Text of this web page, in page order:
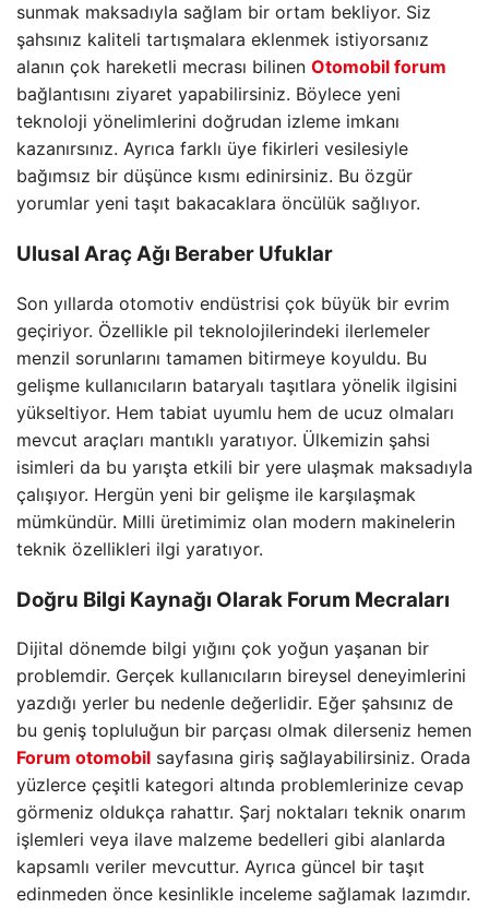
sunmak maksadıyla sağlam bir ortam bekliyor. Siz
şahsınız kaliteli tartışmalara eklenmek istiyorsanız
alanın çok hareketli mecrası bilinen Otomobil forum
bağlantısını ziyaret yapabilirsiniz. Böylece yeni
teknoloji yönelimlerini doğrudan izleme imkanı
kazanırsınız. Ayrıca farklı üye fikirleri vesilesiyle
bağımsız bir düşünce kısmı edinirsiniz. Bu özgür
yorumlar yeni taşıt bakacaklara öncülük sağlıyor.
Ulusal Araç Ağı Beraber Ufuklar
Son yıllarda otomotiv endüstrisi çok büyük bir evrim
geçiriyor. Özellikle pil teknolojilerindeki ilerlemeler
menzil sorunlarını tamamen bitirmeye koyuldu. Bu
gelişme kullanıcıların bataryalı taşıtlara yönelik ilgisini
yükseltiyor. Hem tabiat uyumlu hem de ucuz olmaları
mevcut araçları mantıklı yaratıyor. Ülkemizin şahsi
isimleri da bu yarışta etkili bir yere ulaşmak maksadıyla
çalışıyor. Hergün yeni bir gelişme ile karşılaşmak
mümkündür. Milli üretimimiz olan modern makinelerin
teknik özellikleri ilgi yaratıyor.
Doğru Bilgi Kaynağı Olarak Forum Mecraları
Dijital dönemde bilgi yığını çok yoğun yaşanan bir
problemdir. Gerçek kullanıcıların bireysel deneyimlerini
yazdığı yerler bu nedenle değerlidir. Eğer şahsınız de
bu geniş topluluğun bir parçası olmak dilerseniz hemen
Forum otomobil sayfasına giriş sağlayabilirsiniz. Orada
yüzlerce çeşitli kategori altında problemlerinize cevap
görmeniz oldukça rahattır. Şarj noktaları teknik onarım
işlemleri veya ilave malzeme bedelleri gibi alanlarda
kapsamlı veriler mevcuttur. Ayrıca güncel bir taşıt
edinmeden önce kesinlikle inceleme sağlamak lazımdır.